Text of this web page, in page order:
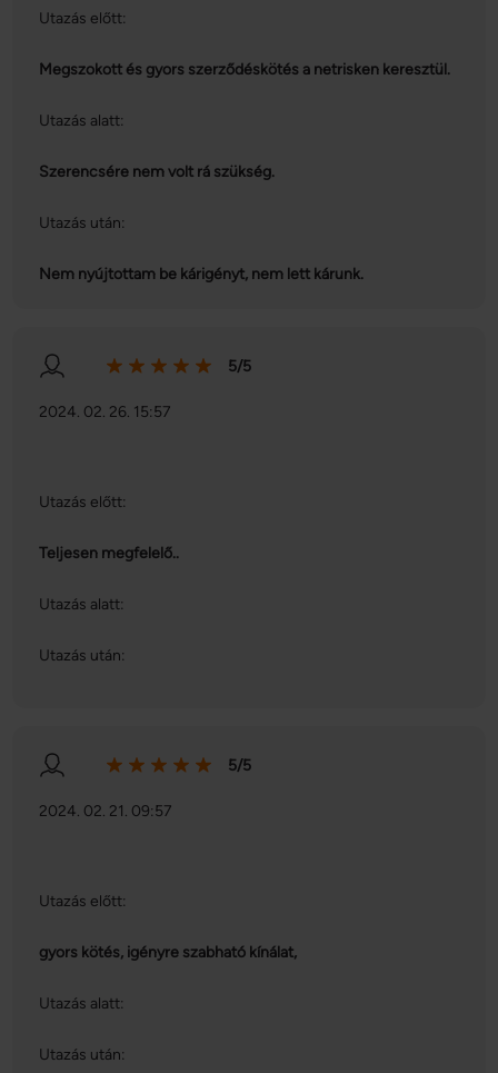
Utazás előtt:
Megszokott és gyors szerződéskötés a netrisken keresztül.
Utazás alatt:
Szerencsére nem volt rá szükség.
Utazás után:
Nem nyújtottam be kárigényt, nem lett kárunk.
5/5
2024. 02. 26. 15:57
Utazás előtt:
Teljesen megfelelő..
Utazás alatt:
Utazás után:
5/5
2024. 02. 21. 09:57
Utazás előtt:
gyors kötés, igényre szabható kínálat,
Utazás alatt:
Utazás után: